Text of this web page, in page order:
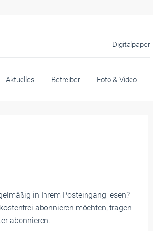
Digitalpaper
Aktuelles Betreiber Foto & Video
in Ihrem Posteingang lesen?
abonnieren möchten, tragen
abonnieren.